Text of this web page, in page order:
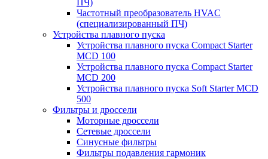
ПЧ)
Частотный преобразователь HVAC
(специализированный ПЧ)
Устройства плавного пуска
Устройства плавного пуска Compact Starter
MCD 100
Устройства плавного пуска Compact Starter
MCD 200
Устройства плавного пуска Soft Starter MCD
500
Фильтры и дроссели
Моторные дроссели
Сетевые дроссели
Синусные фильтры
Фильтры подавления гармоник